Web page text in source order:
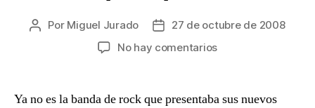
Autor
Por Miguel Jurado
Fecha27 de octubre de 2008
No hay comentariosen
Ya no es la banda de rock que presentaba sus nuevos